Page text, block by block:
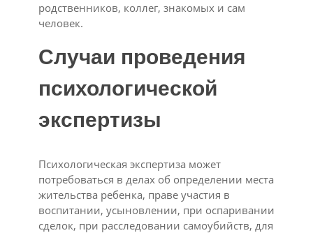
родственников, коллег, знакомых и сам
человек.
Случаи проведения
психологической
экспертизы
Психологическая экспертиза может
потребоваться в делах об определении места
жительства ребенка, праве участия в
воспитании, усыновлении, при оспаривании
сделок, при расследовании самоубийств, для